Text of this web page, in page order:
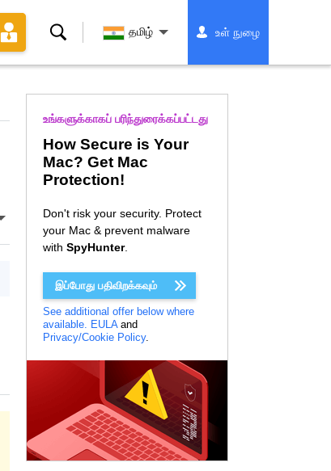
தேடல் தமிழ் உள் நுழை
உங்களுக்காகப் பரிந்துரைக்கப்பட்டது
How Secure is Your
Mac? Get Mac
Protection!
Don't risk your security. Protect
your Mac & prevent malware
with SpyHunter.
இப்போது பதிவிறக்கவும்
See additional offer below where
available. EULAand
Privacy/Cookie Policy.